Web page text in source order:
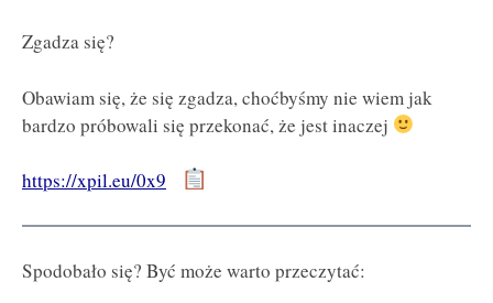
Zgadza się?
Obawiam się, że się zgadza, choćbyśmy nie wiem jak
bardzo próbowali się przekonać, że jest inaczej
https://xpil.eu/0x9
Spodobało się? Być może warto przeczytać: